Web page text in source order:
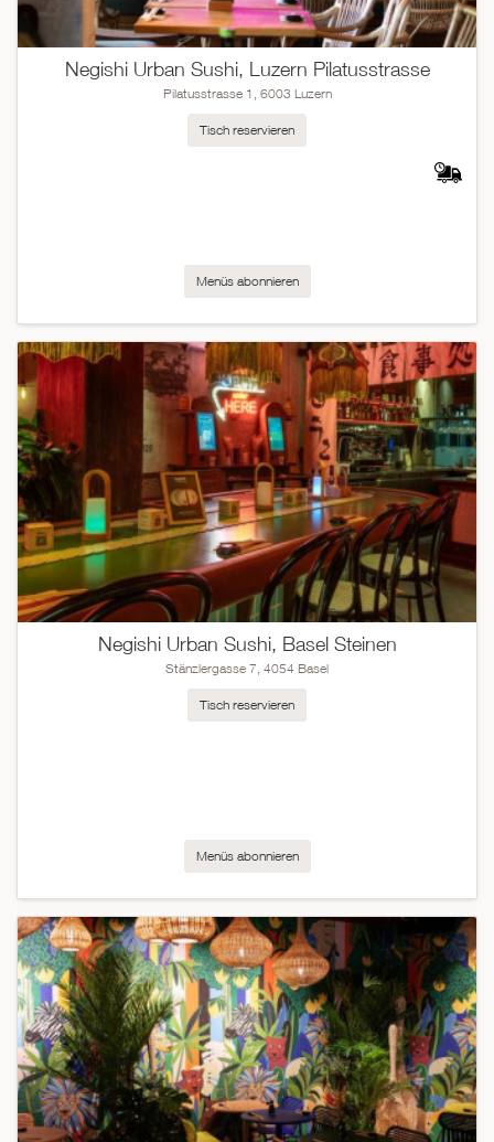
Negishi Urban Sushi, Luzern Pilatusstrasse
Pilatusstrasse 1, 6003 Luzern
Menüs abonnieren
Tisch reservieren
Negishi Urban Sushi, Basel Steinen
Stänzlergasse 7, 4054 Basel
Menüs abonnieren
Tisch reservieren